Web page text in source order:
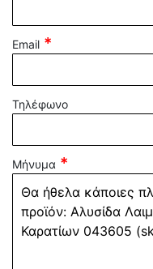
Email
Τηλέφωνο
Μήνυμα